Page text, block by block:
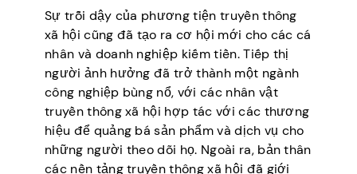
Sự trỗi dậy của phương tiện truyền thông
xã hội cũng đã tạo ra cơ hội mới cho các cá
nhân và doanh nghiệp kiếm tiền. Tiếp thị
người ảnh hưởng đã trở thành một ngành
công nghiệp bùng nổ, với các nhân vật
truyền thông xã hội hợp tác với các thương
hiệu để quảng bá sản phẩm và dịch vụ cho
những người theo dõi họ. Ngoài ra, bản thân
các nền tảng truyền thông xã hội đã giới